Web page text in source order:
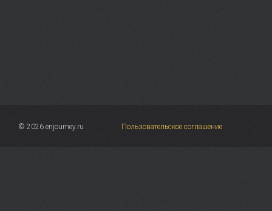
© 2026 enjourney.ru Пользовательское соглашение